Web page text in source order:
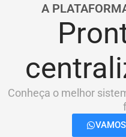
A
Conheça o melhor